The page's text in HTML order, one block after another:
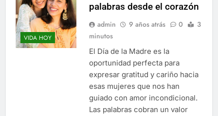
VIDA HOY
palabras desde el corazón
admin 9 años atrás 0
3
minutos
El Día de la Madre es la
oportunidad perfecta para
expresar gratitud y cariño hacia
esas mujeres que nos han
guiado con amor incondicional.
Las palabras cobran un valor